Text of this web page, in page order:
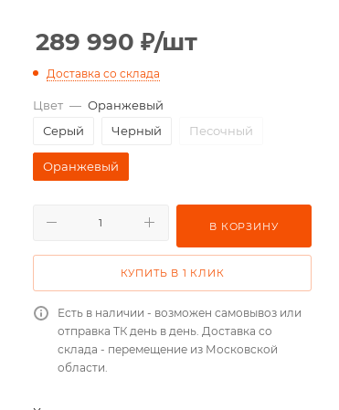
289 990 ₽/шт
Доставка со склада
Цвет — Оранжевый
Серый
Черный Песочный
Оранжевый
В КОРЗИНУ
КУПИТЬ В 1 КЛИК
Есть в наличии - возможен самовывоз или
отправка ТК день в день. Доставка со
склада - перемещение из Московской
области.